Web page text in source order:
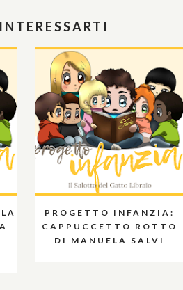
PROGETTO INFANZIA:
CAPPUCCETTO ROTTO
DI MANUELA SALVI